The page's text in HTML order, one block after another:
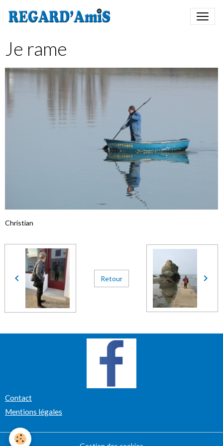
Je rame
Christian
Retour
Contact
Mentions légales